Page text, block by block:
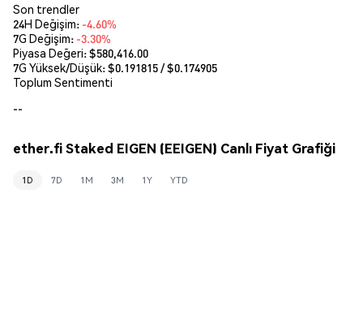
Son trendler
24H Değişim: -4.60%
7G Değişim: -3.30%
Piyasa Değeri:$580,416.00
7G Yüksek/Düşük: $0.191815/ $0.174905
Toplum Sentimenti
--
ether.fi Staked EIGEN (EEIGEN) Canlı Fiyat Grafiği
1D 7D 1M 3M 1Y YTD